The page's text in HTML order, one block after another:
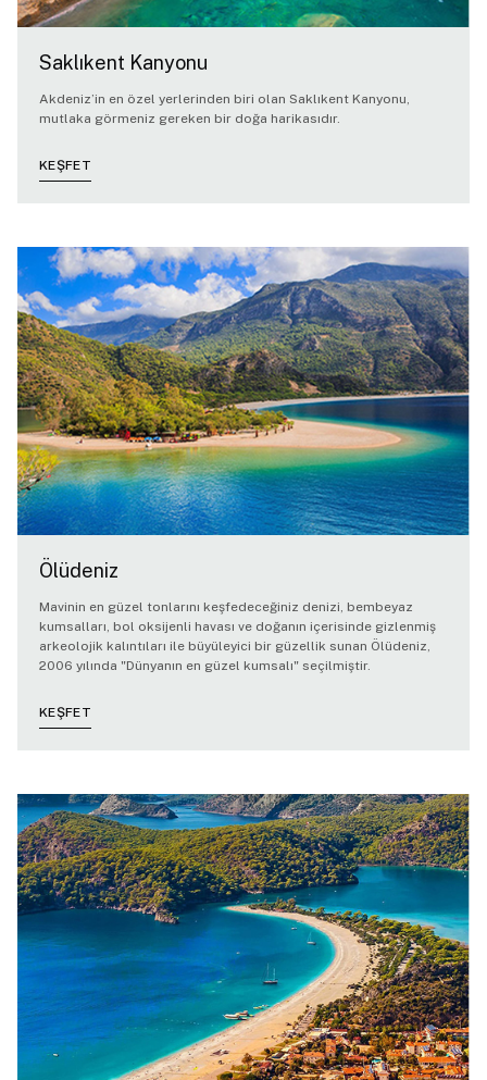
Saklıkent Kanyonu
Akdeniz’in en özel yerlerinden biri olan Saklıkent Kanyonu,
mutlaka görmeniz gereken bir doğa harikasıdır.
KEŞFET
Ölüdeniz
Mavinin en güzel tonlarını keşfedeceğiniz denizi, bembeyaz
kumsalları, bol oksijenli havası ve doğanın içerisinde gizlenmiş
arkeolojik kalıntıları ile büyüleyici bir güzellik sunan Ölüdeniz,
2006 yılında "Dünyanın en güzel kumsalı" seçilmiştir.
KEŞFET